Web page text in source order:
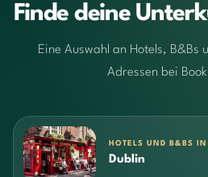
Finde deine
Eine Auswahl an Hotels, B&Bs
Adressen bei
HOTELS UND B&BS IN
Dublin